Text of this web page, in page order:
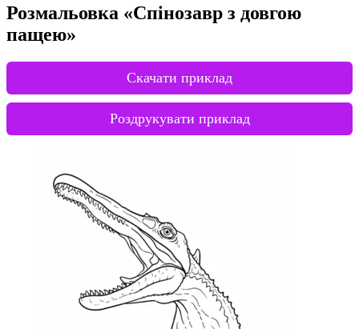
Розмальовка «Спінозавр з довгою
пащею»
Скачати приклад
Роздрукувати приклад